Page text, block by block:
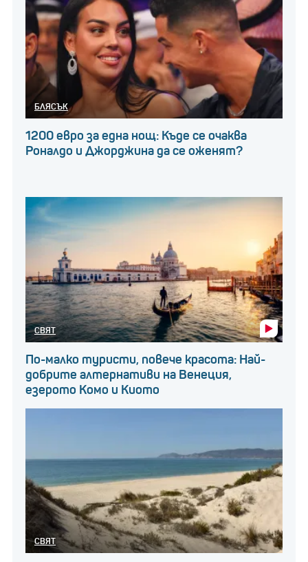
БЛЯСЪК
1200 евро за една нощ: Къде се очаква
Роналдо и Джорджина да се оженят?
СВЯТ
По-малко туристи, повече красота: Най-
добрите алтернативи на Венеция,
езерото Комо и Киото
СВЯТ